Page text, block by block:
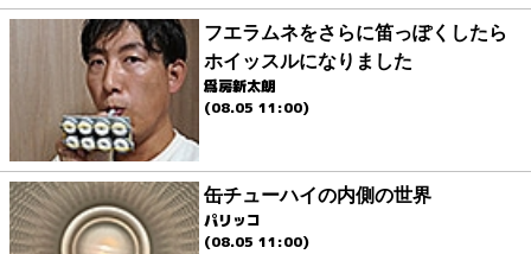
フエラムネをさらに笛っぽくしたら
ホイッスルになりました
爲房新太朗
(08.05 11:00)
缶チューハイの内側の世界
パリッコ
(08.05 11:00)